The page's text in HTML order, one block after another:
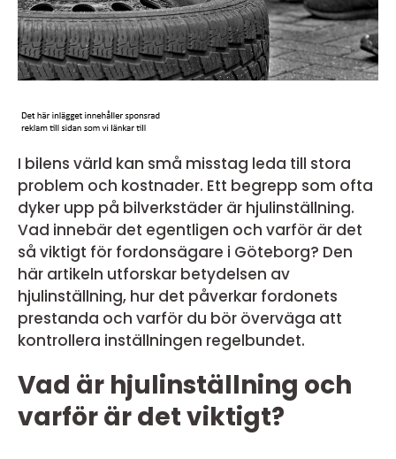
I bilens värld kan små misstag leda till stora
problem och kostnader. Ett begrepp som ofta
dyker upp på bilverkstäder är hjulinställning.
Vad innebär det egentligen och varför är det
så viktigt för fordonsägare i Göteborg? Den
här artikeln utforskar betydelsen av
hjulinställning, hur det påverkar fordonets
prestanda och varför du bör överväga att
kontrollera inställningen regelbundet.
Vad är hjulinställning och
varför är det viktigt?